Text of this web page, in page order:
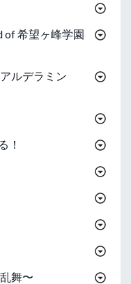
of 希望ヶ峰学園
ルデラミン
！
舞〜